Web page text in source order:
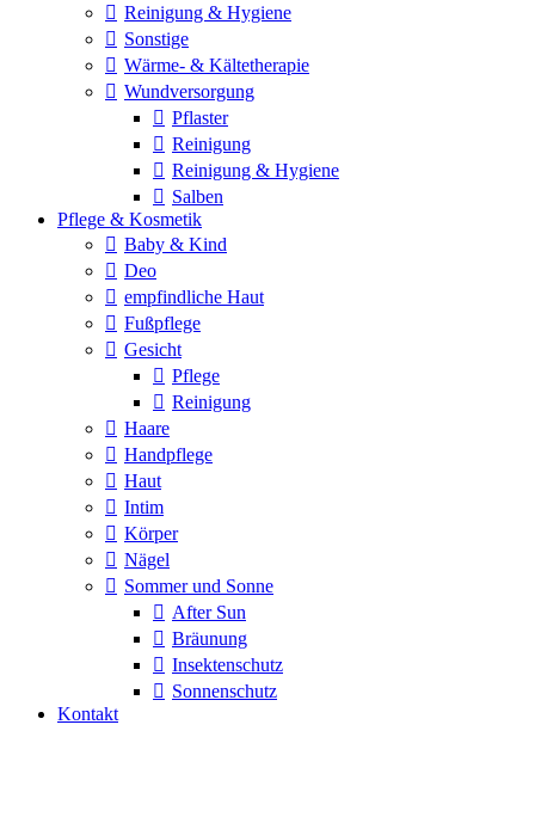
Reinigung & Hygiene
Sonstige
Wärme- & Kältetherapie
Wundversorgung
Pflaster
Reinigung
Reinigung & Hygiene
Salben
Pflege & Kosmetik
Baby & Kind
Deo
empfindliche Haut
Fußpflege
Gesicht
Pflege
Reinigung
Haare
Handpflege
Haut
Intim
Körper
Nägel
Sommer und Sonne
After Sun
Bräunung
Insektenschutz
Sonnenschutz
Kontakt